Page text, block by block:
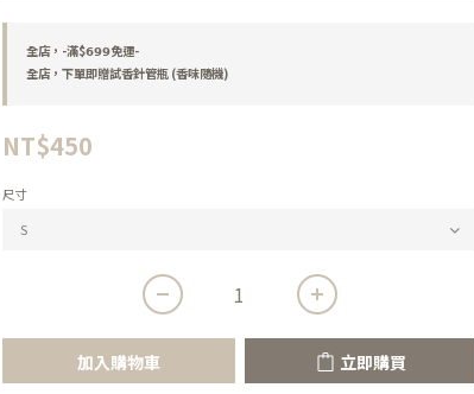
全店，-滿$𝟲𝟵𝟵免運-
全店，下單即贈試香針管瓶 (香味隨機)
NT$450
尺寸
加入購物車 立即購買